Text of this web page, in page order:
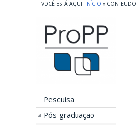
INÍCIO » CONTEUDO
Pesquisa
Pós-graduação